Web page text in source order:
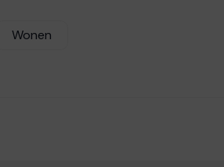
Wonen